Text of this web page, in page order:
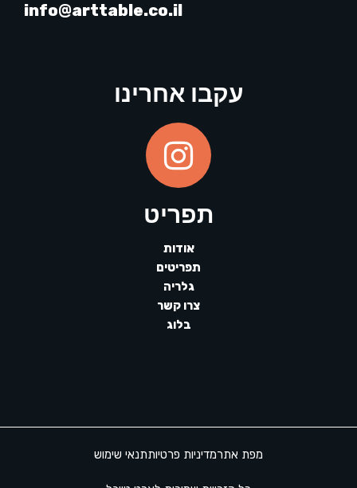
info@arttable.co.il
עקבו אחרינו
תפריט
אודות
תפריטים
גלריה
צרו קשר
בלוג
מפת אתרמדיניות פרטיותתנאי שימוש